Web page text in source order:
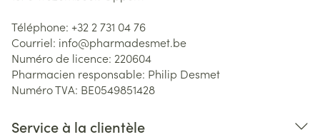
Téléphone: +32 2 731 04 76
Courriel: info@pharmadesmet.be
Numéro de licence: 220604
Pharmacien responsable: Philip Desmet
Numéro TVA: BE0549851428
Service à la clientèle